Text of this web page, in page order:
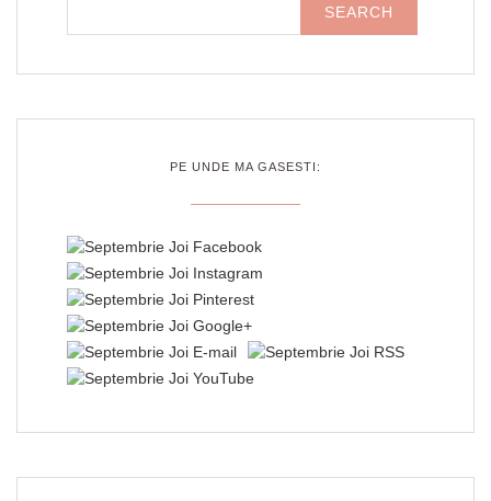
PE UNDE MA GASESTI: